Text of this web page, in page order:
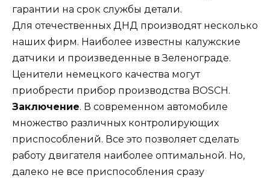
гарантии на срок службы детали.
Для отечественных ДНД производят несколько
наших фирм. Наиболее известны калужские
датчики и произведенные в Зеленограде.
Ценители немецкого качества могут
приобрести прибор производства BOSCH.
Заключение. В современном автомобиле
множество различных контролирующих
приспособлений. Все это позволяет сделать
работу двигателя наиболее оптимальной. Но,
далеко не все приспособления сразу